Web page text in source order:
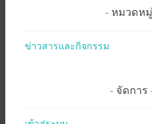
หมวดหมู่
ข่าวสารและกิจกรรม
จัดการ